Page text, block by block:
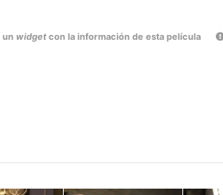
un widgetcon la información de esta película